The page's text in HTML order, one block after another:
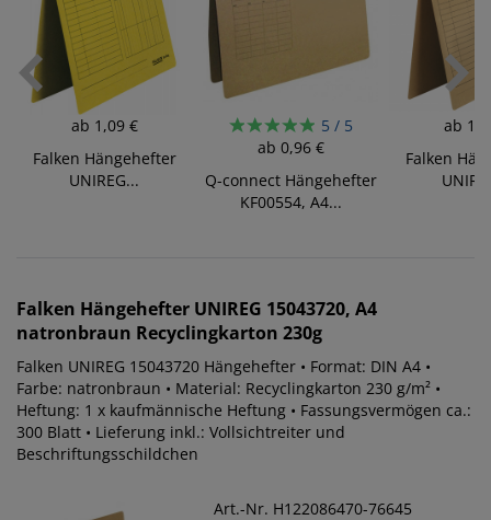
ab 1,09 €
Falken Hängehefter
UNIREG...
5 / 5
ab 0,96 €
Q-connect Hängehefter
KF00554, A4...
ab
Falken
Falken Hängehefter UNIREG 15043720, A4
natronbraun Recyclingkarton 230g
Falken UNIREG 15043720 Hängehefter • Format: DIN A4 •
Farbe: natronbraun • Material: Recyclingkarton 230 g/m² •
Heftung: 1 x kaufmännische Heftung • Fassungsvermögen ca.:
300 Blatt • Lieferung inkl.: Vollsichtreiter und
Beschriftungsschildchen
Art.-Nr. H122086470-76645